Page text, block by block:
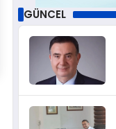
GÜNCEL